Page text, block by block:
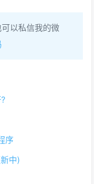
以私信我的微
序
中)